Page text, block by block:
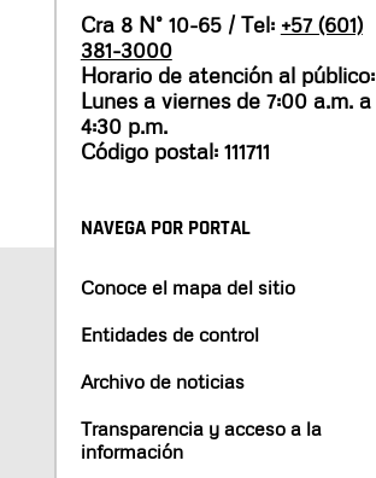
Cra 8 N° 10-65 / Tel: +57 (601)
381-3000
Horario de atención al público:
Lunes a viernes de 7:00 a.m. a
4:30 p.m.
Código postal: 111711
NAVEGA POR PORTAL
Conoce el mapa del sitio
Entidades de control
Archivo de noticias
Transparencia y acceso a la
información